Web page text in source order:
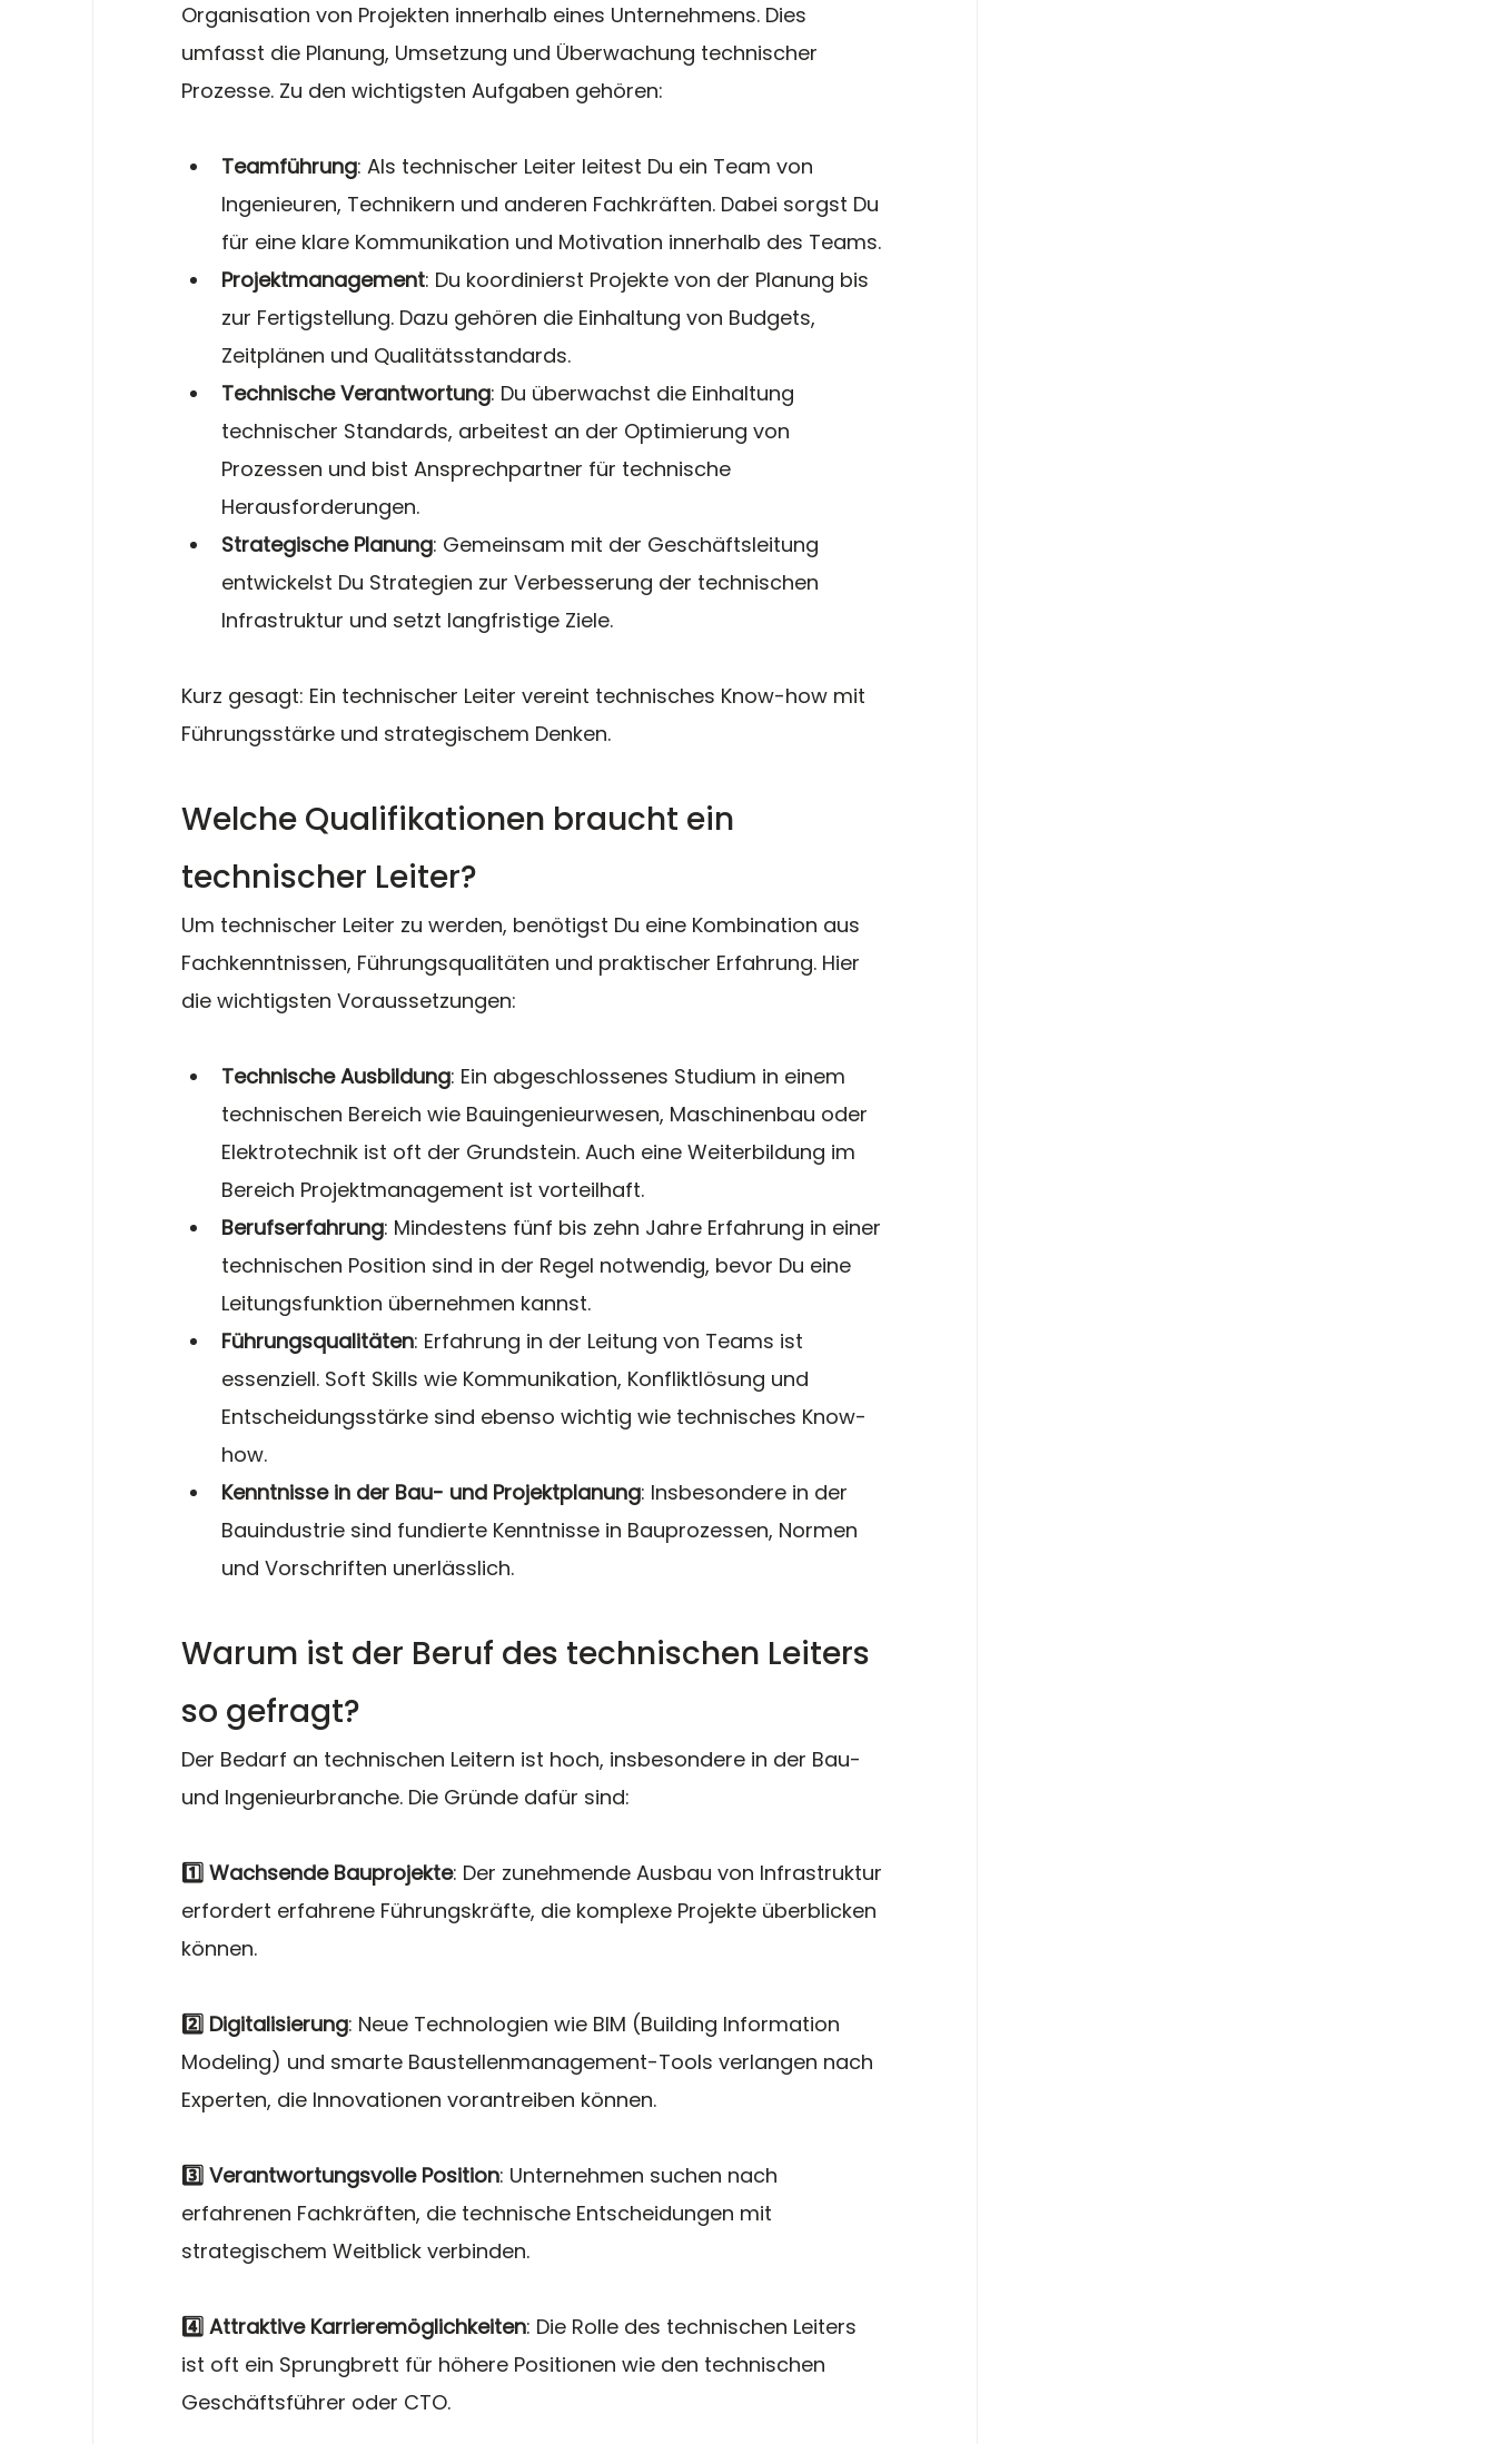
Organisation von Projekten innerhalb eines Unternehmens. Dies
umfasst die Planung, Umsetzung und Überwachung technischer
Prozesse. Zu den wichtigsten Aufgaben gehören:
Teamführung: Als technischer Leiter leitest Du ein Team von
Ingenieuren, Technikern und anderen Fachkräften. Dabei sorgst Du
für eine klare Kommunikation und Motivation innerhalb des Teams.
Projektmanagement: Du koordinierst Projekte von der Planung bis
zur Fertigstellung. Dazu gehören die Einhaltung von Budgets,
Zeitplänen und Qualitätsstandards.
Technische Verantwortung: Du überwachst die Einhaltung
technischer Standards, arbeitest an der Optimierung von
Prozessen und bist Ansprechpartner für technische
Herausforderungen.
Strategische Planung: Gemeinsam mit der Geschäftsleitung
entwickelst Du Strategien zur Verbesserung der technischen
Infrastruktur und setzt langfristige Ziele.
Kurz gesagt: Ein technischer Leiter vereint technisches Know-how mit
Führungsstärke und strategischem Denken.
Welche Qualifikationen braucht ein
technischer Leiter?
Um technischer Leiter zu werden, benötigst Du eine Kombination aus
Fachkenntnissen, Führungsqualitäten und praktischer Erfahrung. Hier
die wichtigsten Voraussetzungen:
Technische Ausbildung: Ein abgeschlossenes Studium in einem
technischen Bereich wie Bauingenieurwesen, Maschinenbau oder
Elektrotechnik ist oft der Grundstein. Auch eine Weiterbildung im
Bereich Projektmanagement ist vorteilhaft.
Berufserfahrung: Mindestens fünf bis zehn Jahre Erfahrung in einer
technischen Position sind in der Regel notwendig, bevor Du eine
Leitungsfunktion übernehmen kannst.
Führungsqualitäten: Erfahrung in der Leitung von Teams ist
essenziell. Soft Skills wie Kommunikation, Konfliktlösung und
Entscheidungsstärke sind ebenso wichtig wie technisches Know-
how.
Kenntnisse in der Bau- und Projektplanung: Insbesondere in der
Bauindustrie sind fundierte Kenntnisse in Bauprozessen, Normen
und Vorschriften unerlässlich.
Warum ist der Beruf des technischen Leiters
so gefragt?
Der Bedarf an technischen Leitern ist hoch, insbesondere in der Bau-
und Ingenieurbranche. Die Gründe dafür sind:
1️⃣ Wachsende Bauprojekte: Der zunehmende Ausbau von Infrastruktur
erfordert erfahrene Führungskräfte, die komplexe Projekte überblicken
können.
2️⃣ Digitalisierung: Neue Technologien wie BIM (Building Information
Modeling) und smarte Baustellenmanagement-Tools verlangen nach
Experten, die Innovationen vorantreiben können.
3️⃣ Verantwortungsvolle Position: Unternehmen suchen nach
erfahrenen Fachkräften, die technische Entscheidungen mit
strategischem Weitblick verbinden.
4️⃣ Attraktive Karrieremöglichkeiten: Die Rolle des technischen Leiters
ist oft ein Sprungbrett für höhere Positionen wie den technischen
Geschäftsführer oder CTO.